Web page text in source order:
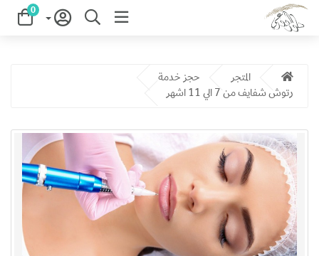
0
المتجر
حجز خدمة
رتوش شفايف من 7 الي 11 اشهر